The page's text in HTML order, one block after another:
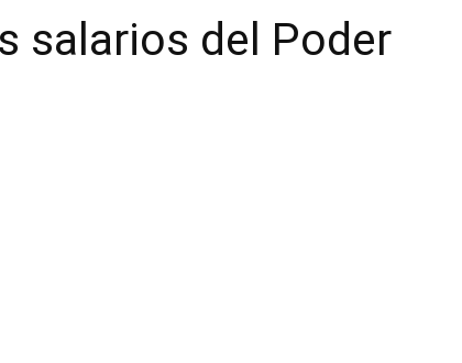
salarios del Poder